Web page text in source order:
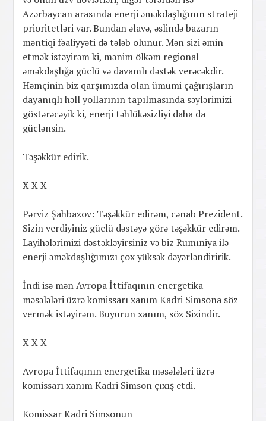
Azərbaycan arasında enerji əməkdaşlığının strateji
prioritetləri var. Bundan əlavə, əslində bazarın
məntiqi fəaliyyəti də tələb olunur. Mən sizi əmin
etmək istəyirəm ki, mənim ölkəm regional
əməkdaşlığa güclü və davamlı dəstək verəcəkdir.
Həmçinin biz qarşımızda olan ümumi çağırışların
dayanıqlı həll yollarının tapılmasında səylərimizi
göstərəcəyik ki, enerji təhlükəsizliyi daha da
güclənsin.
Təşəkkür edirik.
X X X
Pərviz Şahbazov: Təşəkkür edirəm, cənab Prezident.
Sizin verdiyiniz güclü dəstəyə görə təşəkkür edirəm.
Layihələrimizi dəstəkləyirsiniz və biz Rumıniya ilə
enerji əməkdaşlığımızı çox yüksək dəyərləndiririk.
İndi isə mən Avropa İttifaqının energetika
məsələləri üzrə komissarı xanım Kadri Simsona söz
vermək istəyirəm. Buyurun xanım, söz Sizindir.
X X X
Avropa İttifaqının energetika məsələləri üzrə
komissarı xanım Kadri Simson çıxış etdi.
Komissar Kadri Simsonun